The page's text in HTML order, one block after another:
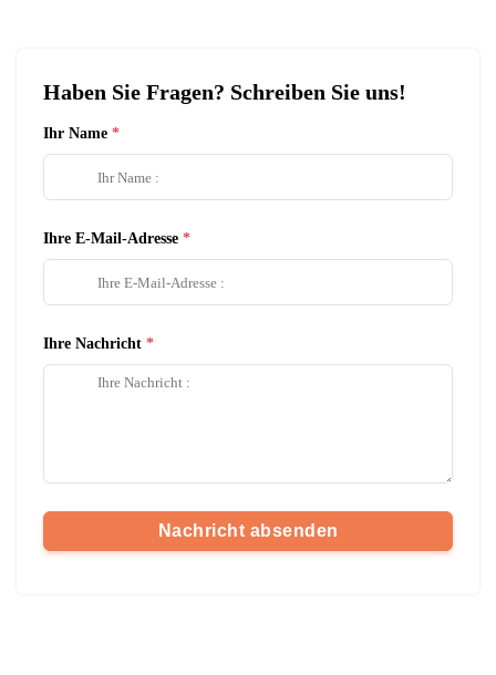
Haben Sie Fragen? Schreiben Sie uns!
Ihr Name
Ihre E-Mail-Adresse
Ihre Nachricht
Nachricht absenden